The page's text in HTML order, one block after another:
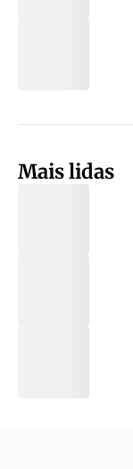
Mais lidas